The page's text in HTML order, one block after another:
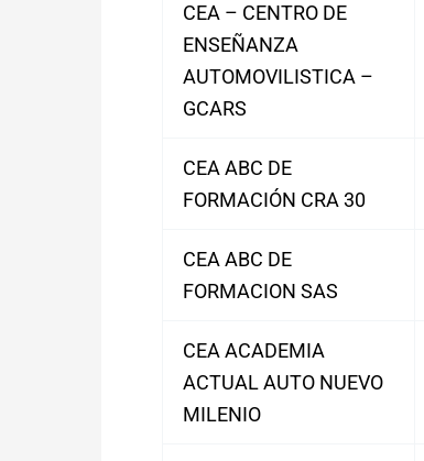
CEA – CENTRO DE
ENSEÑANZA
AUTOMOVILISTICA –
GCARS
CEA ABC DE
FORMACIÓN CRA 30
CEA ABC DE
FORMACION SAS
CEA ACADEMIA
ACTUAL AUTO NUEVO
MILENIO